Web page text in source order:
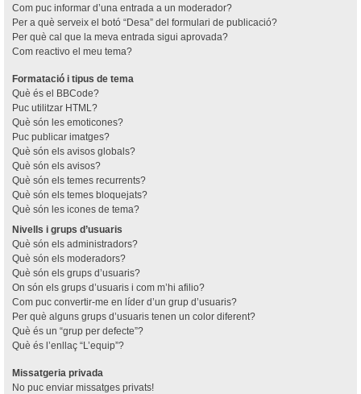
Com puc informar d’una entrada a un moderador?
Per a què serveix el botó “Desa” del formulari de publicació?
Per què cal que la meva entrada sigui aprovada?
Com reactivo el meu tema?
Formatació i tipus de tema
Què és el BBCode?
Puc utilitzar HTML?
Què són les emoticones?
Puc publicar imatges?
Què són els avisos globals?
Què són els avisos?
Què són els temes recurrents?
Què són els temes bloquejats?
Què són les icones de tema?
Nivells i grups d’usuaris
Què són els administradors?
Què són els moderadors?
Què són els grups d’usuaris?
On són els grups d’usuaris i com m’hi afilio?
Com puc convertir-me en líder d’un grup d’usuaris?
Per què alguns grups d’usuaris tenen un color diferent?
Què és un “grup per defecte”?
Què és l’enllaç “L’equip”?
Missatgeria privada
No puc enviar missatges privats!